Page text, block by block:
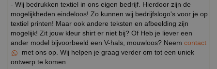
- Wij bedrukken textiel in ons eigen bedrijf. Hierdoor zijn de
mogelijkheden eindeloos! Zo kunnen wij bedrijfslogo's voor je op
textiel printen! Maar ook andere teksten en afbeelding zijn
mogelijk! Zit jouw kleur shirt er niet bij? Of Heb je liever een
ander model bijvoorbeeld een V-hals, mouwloos? Neem contact
met ons op. Wij helpen je graag verder om tot een uniek
ontwerp te komen